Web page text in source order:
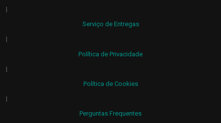
|
Serviço de Entregas
|
Política de Privacidade
|
Política de Cookies
|
Perguntas Frequentes